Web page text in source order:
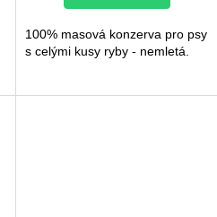
100% masová konzerva pro psy
s celými kusy ryby - nemletá.